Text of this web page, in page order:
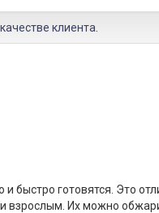
клиента
быстро готовятся. Это
взрослым. Их можно